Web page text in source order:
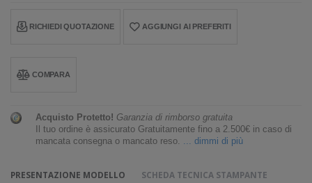
RICHIEDI QUOTAZIONE AGGIUNGI AI PREFERITI
COMPARA
Acquisto Protetto! Garanzia di rimborso gratuita
Il tuo ordine è assicurato Gratuitamente fino a 2.500€ in caso di
mancata consegna o mancato reso. ... dimmi di più
PRESENTAZIONE MODELLO
SCHEDA TECNICA STAMPANTE